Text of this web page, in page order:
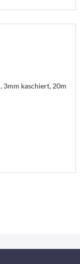
3mm kaschiert, 20m